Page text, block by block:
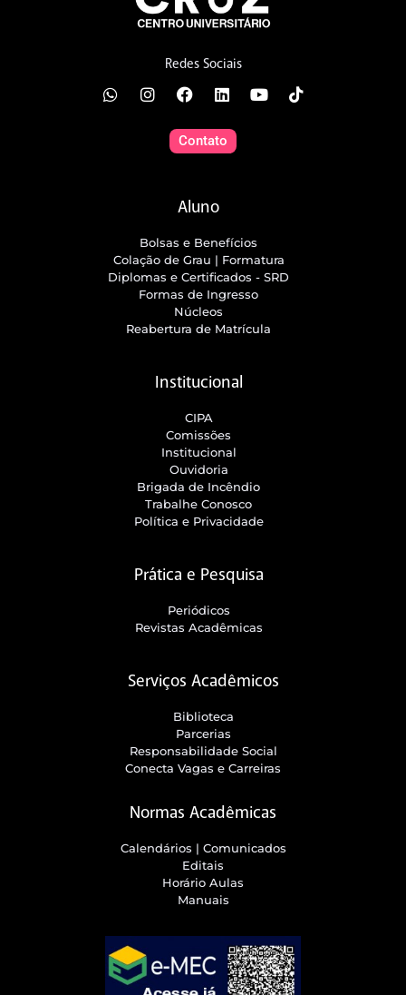
Redes Sociais
Contato
Aluno
Bolsas e Benefícios
Colação de Grau | Formatura
Diplomas e Certificados - SRD
Formas de Ingresso
Núcleos
Reabertura de Matrícula
Institucional
CIPA
Comissões
Institucional
Ouvidoria
Brigada de Incêndio
Trabalhe Conosco
Política e Privacidade
Prática e Pesquisa
Periódicos
Revistas Acadêmicas
Serviços Acadêmicos
Biblioteca
Parcerias
Responsabilidade Social
Conecta Vagas e Carreiras
Normas Acadêmicas
Calendários | Comunicados
Editais
Horário Aulas
Manuais